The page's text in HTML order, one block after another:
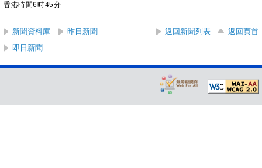
香港時間6時45分
新聞資料庫 昨日新聞 返回新聞列表
返回頁首
即日新聞